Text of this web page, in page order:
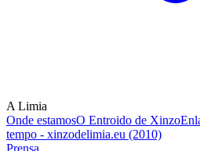
A Limia
Onde estamosO Entroido de Xinzo
tempo - xinzodelimia.eu (2010)
Prensa